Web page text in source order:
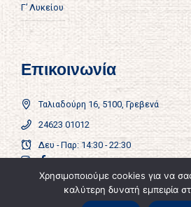
Γ’ Λυκείου
Επικοινωνία
Ταλιαδούρη 16, 5100, Γρεβενά
24623 01012
Δευ - Παρ: 14:30 - 22:30
Πολιτική Απορρήτου
Χρησιμοποιούμε cookies για να
καλύτερη δυνατή εμπειρία